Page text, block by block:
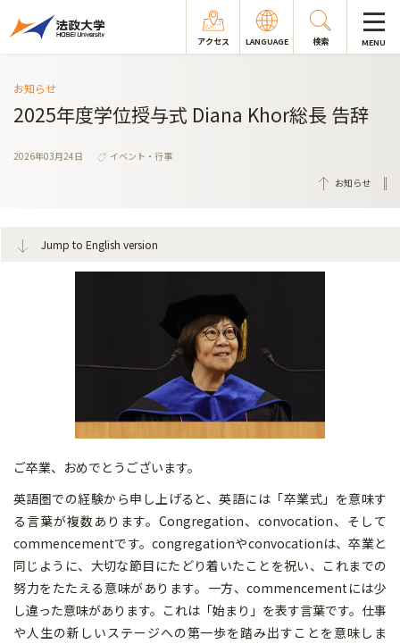
アクセス LANGUAGE 検索 MENU
お知らせ
2025年度学位授与式 Diana Khor総長 告辞
2026年03月24日
イベント・行事
お知らせ
Jump to English version
ご卒業、おめでとうございます。
英語圏での経験から申し上げると、英語には「卒業式」を意味す
る言葉が複数あります。Congregation、convocation、そして
commencementです。congregationやconvocationは、卒業と
同じように、大切な節目にたどり着いたことを祝い、これまでの
努力をたたえる意味があります。一方、commencementには少
し違った意味があります。これは「始まり」を表す言葉です。仕事
や人生の新しいステージへの第一歩を踏み出すことを意味しま